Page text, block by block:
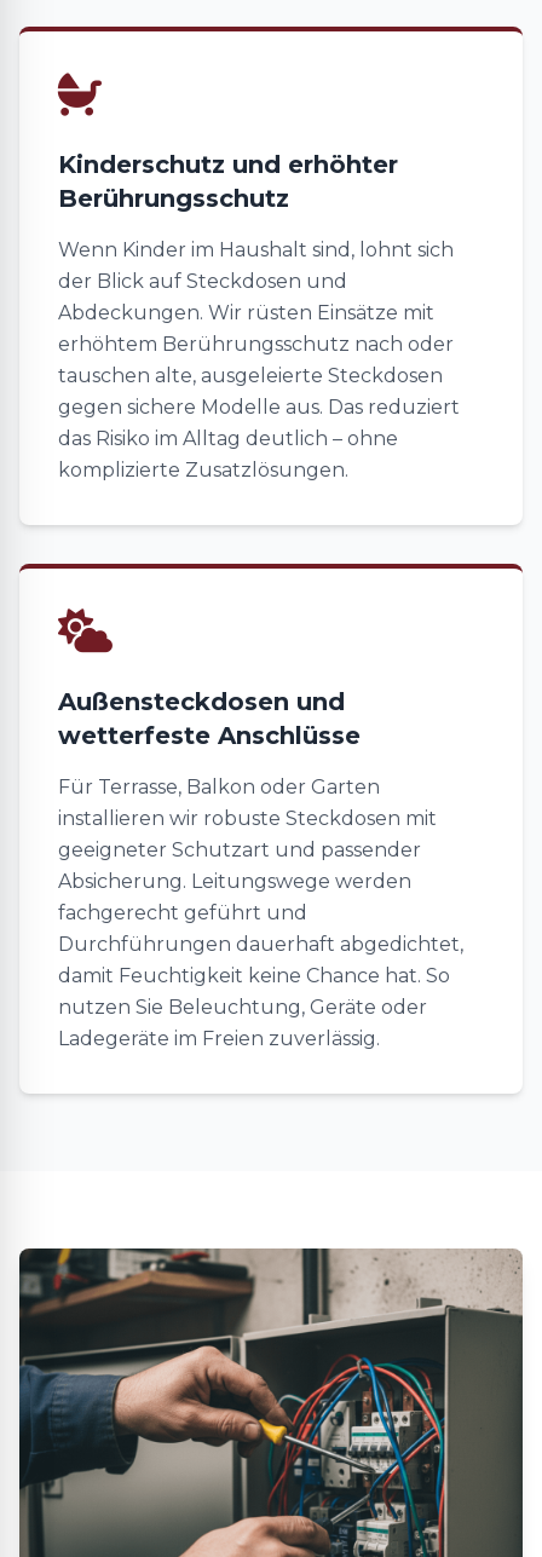
Kinderschutz und erhöhter
Berührungsschutz
Wenn Kinder im Haushalt sind, lohnt sich
der Blick auf Steckdosen und
Abdeckungen. Wir rüsten Einsätze mit
erhöhtem Berührungsschutz nach oder
tauschen alte, ausgeleierte Steckdosen
gegen sichere Modelle aus. Das reduziert
das Risiko im Alltag deutlich – ohne
komplizierte Zusatzlösungen.
Außensteckdosen und
wetterfeste Anschlüsse
Für Terrasse, Balkon oder Garten
installieren wir robuste Steckdosen mit
geeigneter Schutzart und passender
Absicherung. Leitungswege werden
fachgerecht geführt und
Durchführungen dauerhaft abgedichtet,
damit Feuchtigkeit keine Chance hat. So
nutzen Sie Beleuchtung, Geräte oder
Ladegeräte im Freien zuverlässig.